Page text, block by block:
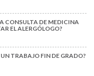
CONSULTA DE MEDICINA
EL ALERGÓLOGO?
TRABAJO FIN DE GRADO?